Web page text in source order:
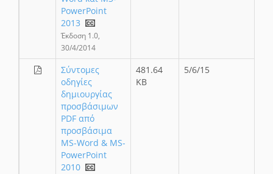
PowerPoint
2013
Έκδοση 1.0,
30/4/2014
Σύντομες
οδηγίες
δημιουργίας
προσβάσιμων
PDF από
προσβάσιμα
MS-Word & MS-
PowerPoint
2010
481.64
KB
5/6/15